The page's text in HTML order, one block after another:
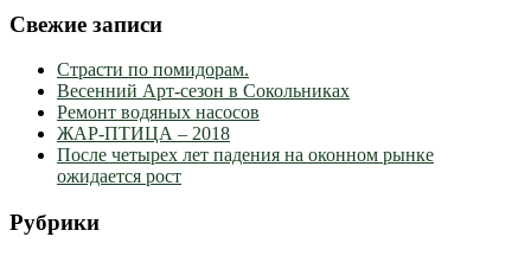
Свежие записи
Страсти по помидорам.
Весенний Арт-сезон в Сокольниках
Ремонт водяных насосов
ЖАР-ПТИЦА – 2018
После четырех лет падения на оконном рынке
ожидается рост
Рубрики